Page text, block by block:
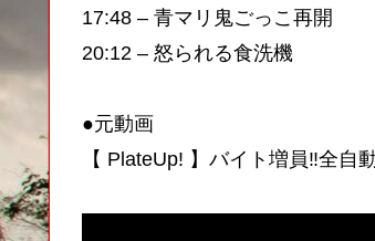
17:48 – 青マリ鬼ごっこ再開
20:12 – 怒られる食洗機
●元動画
【 PlateUp! 】バイト増員‼全自